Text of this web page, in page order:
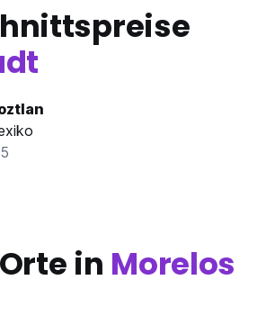
in Morelos